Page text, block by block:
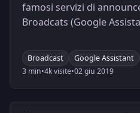
famosi servizi di
Broadcats (Google
Broadcast Google Assistant
3 min•4k visite•02 giu 2019